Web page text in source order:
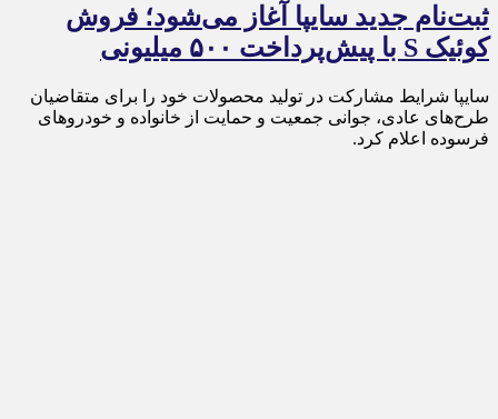
ثبت‌نام جدید سایپا آغاز می‌شود؛ فروش
کوئیک S با پیش‌پرداخت ۵۰۰ میلیونی
سایپا شرایط مشارکت در تولید محصولات خود را برای متقاضیان
طرح‌های عادی، جوانی جمعیت و حمایت از خانواده و خودروهای
فرسوده اعلام کرد.